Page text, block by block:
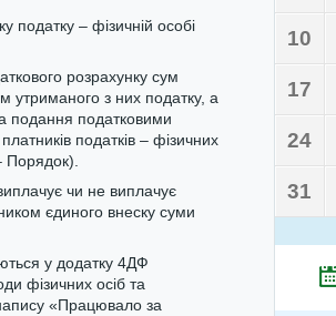
податку – фізичній особі
розрахунку сум
утриманого з них податку, а
подання податковими
податків – фізичних
Порядок).
чи не виплачує
єдиного внеску суми
у додатку 4ДФ
фізичних осіб та
«Працювало за
10
17
24
31